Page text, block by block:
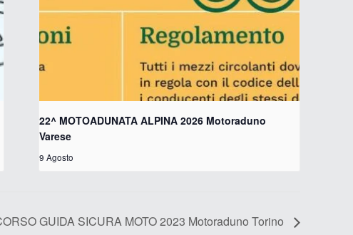
22^ MOTOADUNATA ALPINA 2026 Motoraduno
Varese
9 Agosto
GUIDA SICURA MOTO 2023 Motoraduno Torino